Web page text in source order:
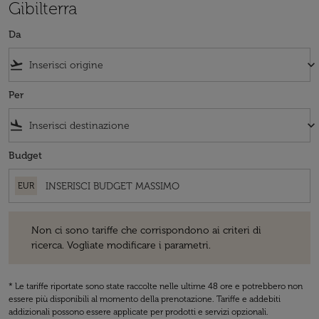
Gibilterra
Da
flight_takeoff keyboard_arrow_down
Per
flight_land keyboard_arrow_down
Budget
EUR
Non ci sono tariffe che corrispondono ai criteri di
ricerca. Vogliate modificare i parametri.
* Le tariffe riportate sono state raccolte nelle ultime 48 ore e potrebbero non
essere più disponibili al momento della prenotazione. Tariffe e addebiti
addizionali possono essere applicate per prodotti e servizi opzionali.